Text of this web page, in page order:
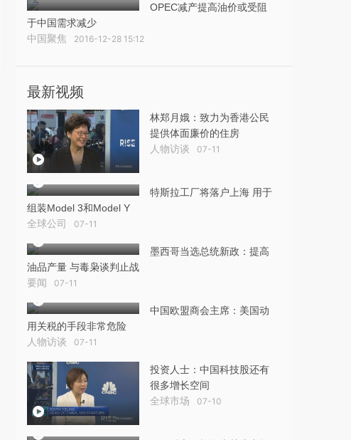
OPEC减产提高油价或受阻
于中国需求减少
中国聚焦 2016-12-28 15:12
最新视频
林郑月娥：致力为香港公民
提供体面廉价的住房
人物访谈 07-11
特斯拉工厂将落户上海 用于
组装Model 3和Model Y
全球公司 07-11
墨西哥当选总统新政：提高
油品产量 与毒枭谈判止战
要闻 07-11
中国欧盟商会主席：美国动
用关税的手段非常危险
人物访谈 07-11
投资人士：中国科技股还有
很多增长空间
全球市场 07-10